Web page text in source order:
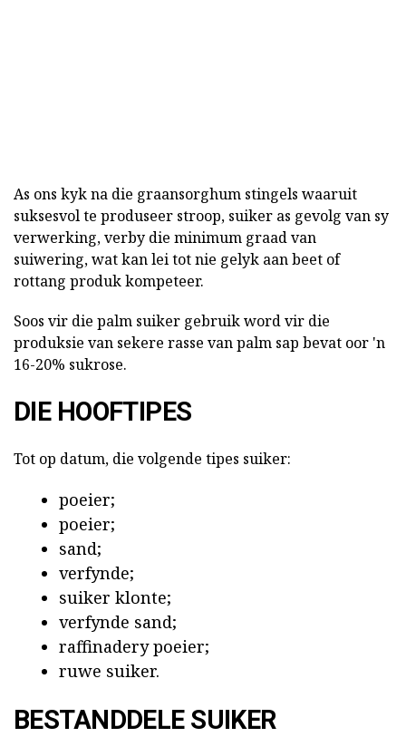
As ons kyk na die graansorghum stingels waaruit
suksesvol te produseer stroop, suiker as gevolg van sy
verwerking, verby die minimum graad van
suiwering, wat kan lei tot nie gelyk aan beet of
rottang produk kompeteer.
Soos vir die palm suiker gebruik word vir die
produksie van sekere rasse van palm sap bevat oor 'n
16-20% sukrose.
DIE HOOFTIPES
Tot op datum, die volgende tipes suiker:
poeier;
poeier;
sand;
verfynde;
suiker klonte;
verfynde sand;
raffinadery poeier;
ruwe suiker.
BESTANDDELE SUIKER